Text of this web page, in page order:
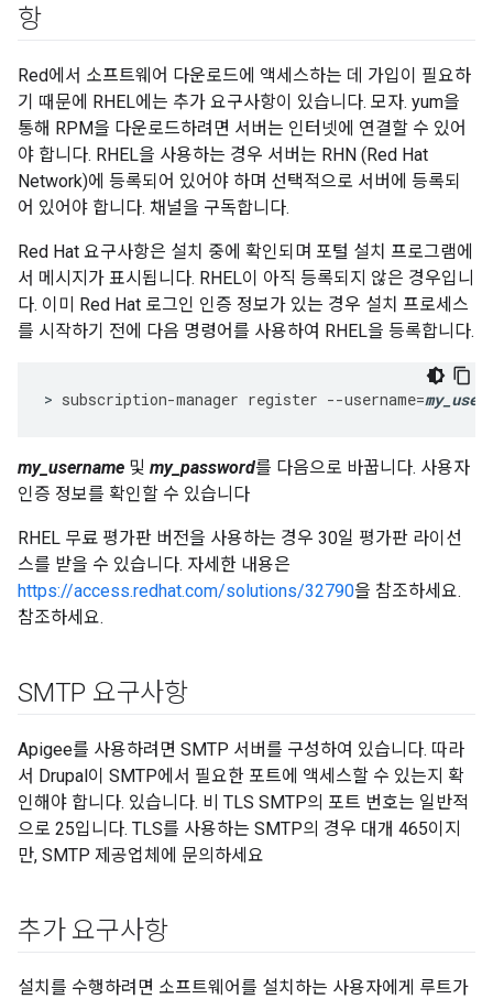
항
Red에서 소프트웨어 다운로드에 액세스하는 데 가입이 필요하
기 때문에 RHEL에는 추가 요구사항이 있습니다. 모자. yum을
통해 RPM을 다운로드하려면 서버는 인터넷에 연결할 수 있어
야 합니다. RHEL을 사용하는 경우 서버는 RHN (Red Hat
Network)에 등록되어 있어야 하며 선택적으로 서버에 등록되
어 있어야 합니다. 채널을 구독합니다.
Red Hat 요구사항은 설치 중에 확인되며 포털 설치 프로그램에
서 메시지가 표시됩니다. RHEL이 아직 등록되지 않은 경우입니
다. 이미 Red Hat 로그인 인증 정보가 있는 경우 설치 프로세스
를 시작하기 전에 다음 명령어를 사용하여 RHEL을 등록합니다.
> subscription-manager register --username=
my_username 및 my_password를 다음으로 바꿉니다. 사용자
인증 정보를 확인할 수 있습니다
RHEL 무료 평가판 버전을 사용하는 경우 30일 평가판 라이선
스를 받을 수 있습니다. 자세한 내용은
https://access.redhat.com/solutions/32790을 참조하세요.
참조하세요.
SMTP 요구사항
Apigee를 사용하려면 SMTP 서버를 구성하여 있습니다. 따라
서 Drupal이 SMTP에서 필요한 포트에 액세스할 수 있는지 확
인해야 합니다. 있습니다. 비 TLS SMTP의 포트 번호는 일반적
으로 25입니다. TLS를 사용하는 SMTP의 경우 대개 465이지
만, SMTP 제공업체에 문의하세요
추가 요구사항
설치를 수행하려면 소프트웨어를 설치하는 사용자에게 루트가